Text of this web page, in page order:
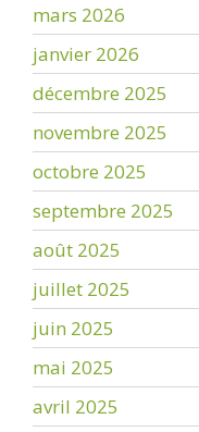
mars 2026
janvier 2026
décembre 2025
novembre 2025
octobre 2025
septembre 2025
août 2025
juillet 2025
juin 2025
mai 2025
avril 2025